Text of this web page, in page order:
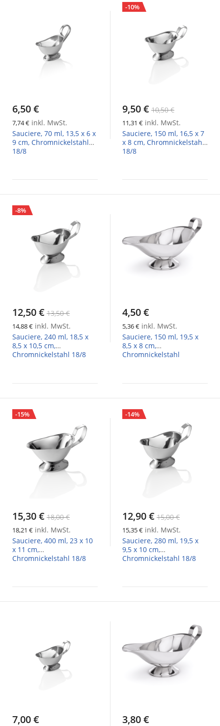
6,50 €
7,74 € inkl. MwSt.
Sauciere, 70 ml, 13,5 x 6 x
9 cm, Chromnickelstahl
18/8
-10%
9,50 € 10,50 €
11,31 € inkl. MwSt.
Sauciere, 150 ml, 16,5 x 7
x 8 cm, Chromnickelstahl
18/8
-8%
12,50 € 13,50 €
14,88 € inkl. MwSt.
Sauciere, 240 ml, 18,5 x
8,5 x 10,5 cm,
Chromnickelstahl 18/8
4,50 €
5,36 € inkl. MwSt.
Sauciere, 150 ml, 19,5 x
8,5 x 8 cm,
Chromnickelstahl
-15%
15,30 € 18,00 €
18,21 € inkl. MwSt.
Sauciere, 400 ml, 23 x 10
x 11 cm,
Chromnickelstahl 18/8
-14%
12,90 € 15,00 €
15,35 € inkl. MwSt.
Sauciere, 280 ml, 19,5 x
9,5 x 10 cm,
Chromnickelstahl 18/8
7,00 € 3,80 €